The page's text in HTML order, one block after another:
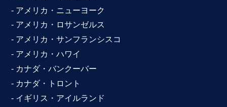
- アメリカ・ニューヨーク
- アメリカ・ロサンゼルス
- アメリカ・サンフランシスコ
- アメリカ・ハワイ
- カナダ・バンクーバー
- カナダ・トロント
- イギリス・アイルランド